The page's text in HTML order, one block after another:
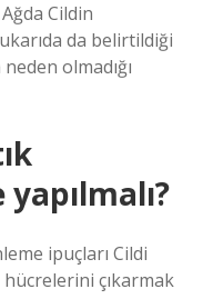
Cildin
da belirtildiği
olmadığı
ipuçları Cildi
çıkarmak